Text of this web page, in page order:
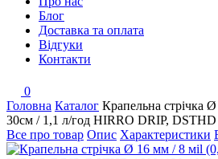
Блог
Доставка та оплата
Відгуки
Контакти
0
Головна Каталог Крапельна стрічка
30см / 1,1 л/год HIRRO DRIP, DSTHD
Все про товар Опис Характеристики